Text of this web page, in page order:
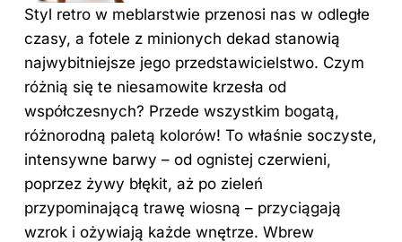
Styl retro w meblarstwie przenosi nas w odległe
czasy, a fotele z minionych dekad stanowią
najwybitniejsze jego przedstawicielstwo. Czym
różnią się te niesamowite krzesła od
współczesnych? Przede wszystkim bogatą,
różnorodną paletą kolorów! To właśnie soczyste,
intensywne barwy – od ognistej czerwieni,
poprzez żywy błękit, aż po zieleń
przypominającą trawę wiosną – przyciągają
wzrok i ożywiają każde wnętrze. Wbrew